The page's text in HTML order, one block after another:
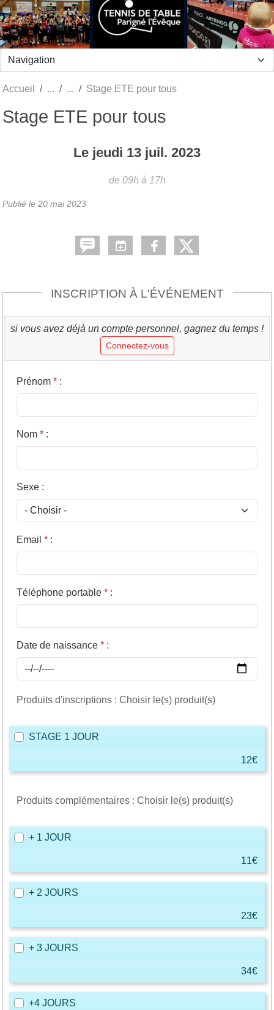
Accueil Stage ETE pour tous
Stage ETE pour tous
Le jeudi 13 juil. 2023
de 09h à 17h
Publié le 20 mai 2023
INSCRIPTION À L'ÉVÉNEMENT
si vous avez déjà un compte personnel, gagnez du temps !
Connectez-vous
Prénom * :
Nom * :
Sexe :
Email * :
Téléphone portable * :
Date de naissance * :
Produits d'inscriptions : Choisir le(s) produit(s)
STAGE 1 JOUR
12€
Produits complémentaires : Choisir le(s) produit(s)
+ 1 JOUR
11€
+ 2 JOURS
23€
+ 3 JOURS
34€
+4 JOURS
Panneau de gestion des cookies